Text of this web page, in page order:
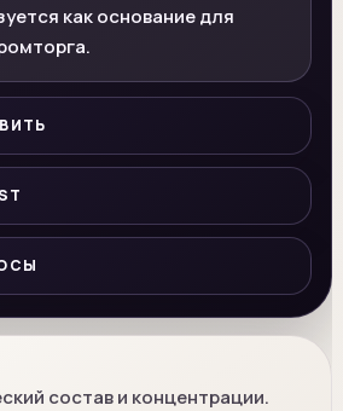
как основание для
состав и концентрации.